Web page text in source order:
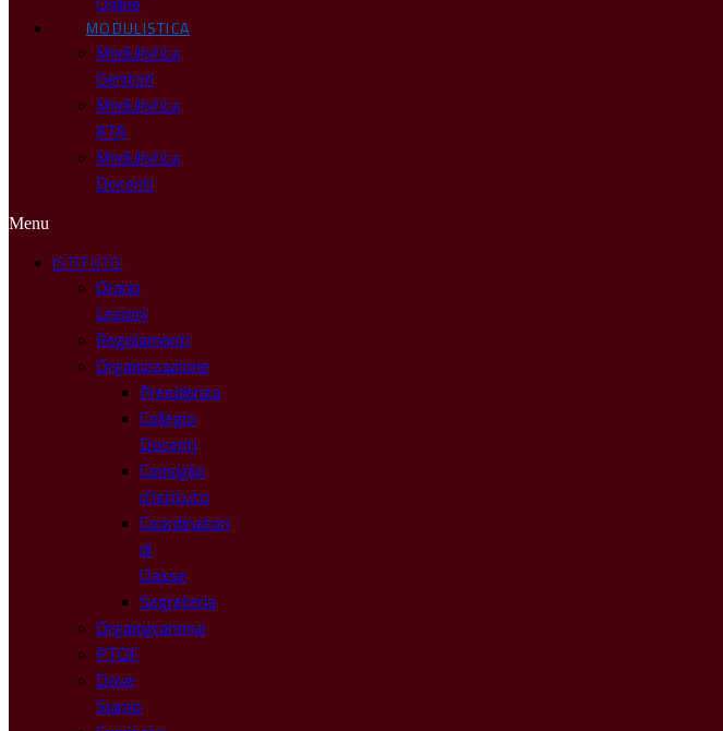
MODULISTICA
Modulistica
Genitori
Modulistica
ATA
Modulistica
Docenti
Menu
ISTITUTO
Orario
Lezioni
Regolamenti
Organizzazione
Presidenza
Collegio
Docenti
Consiglio
d’Istituto
Coordinatori
di
Classe
Segreteria
Organigramma
PTOF
Dove
Siamo